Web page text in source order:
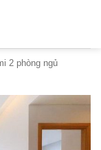
2 phòng ngủ